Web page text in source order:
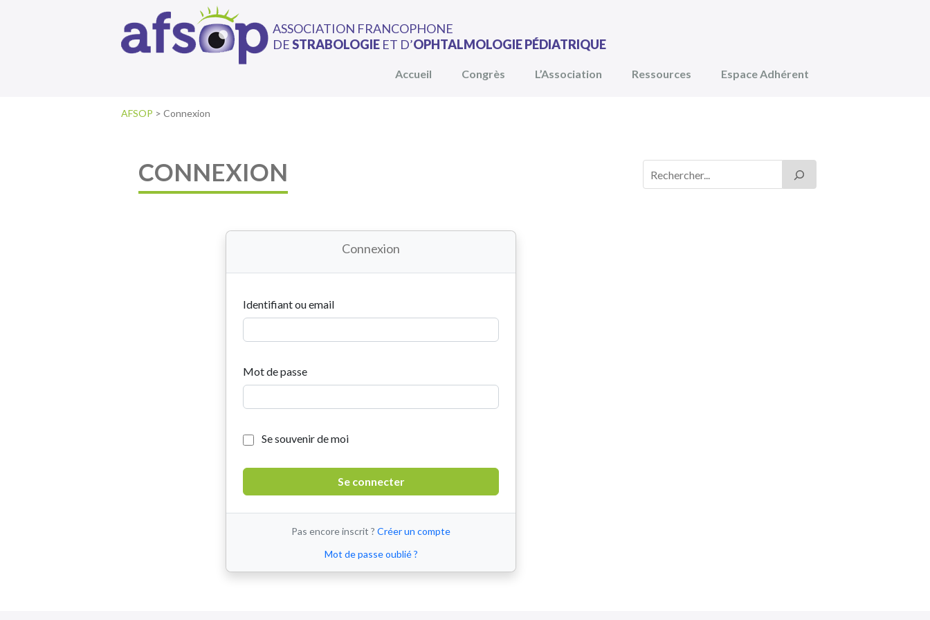
ASSOCIATION FRANCOPHONE
DESTRABOLOGIE ET D’OPHTALMOLOGIE PÉDIATRIQUE
Accueil Congrès L’Association Ressources Espace Adhérent
AFSOP > Connexion
CONNEXION
Connexion
Identifiant ou email
Mot de passe
Se souvenir de moi
Pas encore inscrit ?Créer un compte
Mot de passe oublié ?